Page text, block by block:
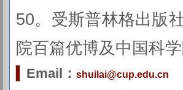
50。受斯普林格出版
院百篇优博及中国科
Email： shuilai@cup.edu.cn